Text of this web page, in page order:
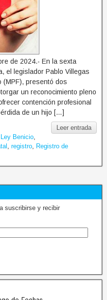
de 2024.- En la sexta
el legislador Pablo Villegas
(MPF), presentó dos
un reconocimiento pleno
contención profesional
de un hijo […]
Leer entrada
Ley Benicio
registro
Registro de
suscribirse y recibir